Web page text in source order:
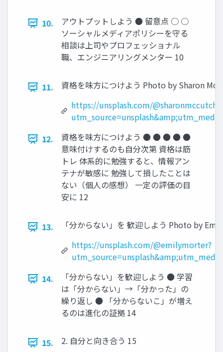
10.
アウトプットしよう ● 留意点 ○ ○
ソーシャルメディアポリシーを守る
相談は上司やプロフェッショナル
職、エンジニアリングメンター 10
11.
資格を味方につけよう Photo by Sharon
https://unsplash.com/
12.
資格を味方につけよう ● ● ● ● ●
意味付けするのも自分次第 資格は筋
トレ 体系的に勉強すると、情報アン
テナが敏感に 勉強して損したことは
ない（個人の感想） 一定の評価の目
安に 12
13.
「分からない」を 歓迎しよう Photo by
https://unsplash.com/@emilymorter?
14.
「分からない」を歓迎しよう ● 学習
は「分からない」→「分かった」の
繰り返し ● 「分からないこ」が増え
るのは進化の証拠 14
15. 2. 自分と向き合う 15